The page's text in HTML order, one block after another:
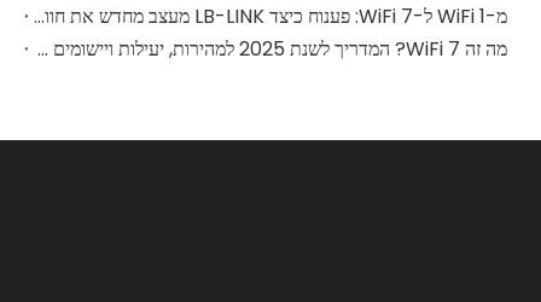
מ-WiFi 1 ל-WiFi 7: פענוח כיצד LB-LINK מעצב מחדש את חווית הרשת הביתית
מה זה WiFi 7? המדריך לשנת 2025 למהירות, יעילות ויישומים בעולם האמיתי